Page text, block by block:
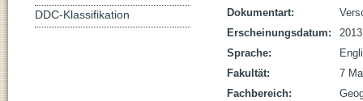
Dokumentart:
Erscheinungsdatum:
2013
Sprache:
Fakultät:
7
Fachbereich:
DDC-Klassifikation